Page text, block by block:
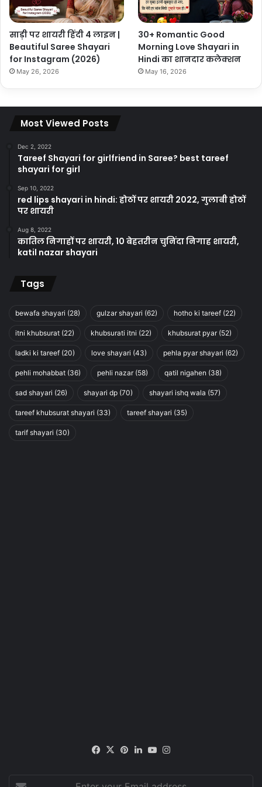
साड़ी पर शायरी हिंदी 4 लाइन |
Beautiful Saree Shayari
for Instagram (2026)
May 26, 2026
30+ Romantic Good
Morning Love Shayari in
Hindi का शानदार कलेक्शन
May 16, 2026
Most Viewed Posts
Dec 2, 2022
Tareef Shayari for girlfriend in Saree? best tareef
shayari for girl
Sep 10, 2022
red lips shayari in hindi: होठों पर शायरी 2022, गुलाबी होठों
पर शायरी
Aug 8, 2022
कातिल निगाहों पर शायरी, 10 बेहतरीन चुनिंदा निगाह शायरी,
katil nazar shayari
Tags
bewafa shayari (28) gulzar shayari (62) hotho ki tareef (22)
itni khubsurat (22) khubsurati itni (22) khubsurat pyar(52)
ladki ki tareef (20) love shayari (43) pehla pyar shayari (62)
pehli mohabbat (36) pehli nazar(58) qatil nigahen (38)
sad shayari (26) shayari dp (70) shayari ishq wala (57)
tareef khubsurat shayari (33) tareef shayari (35)
tarif shayari (30)
Facebook
X Pinterest
LinkedInYouTube